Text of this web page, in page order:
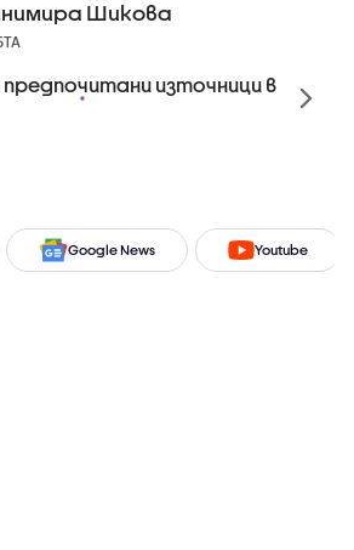
Шикова
предпочитани източници в
Google News Youtube